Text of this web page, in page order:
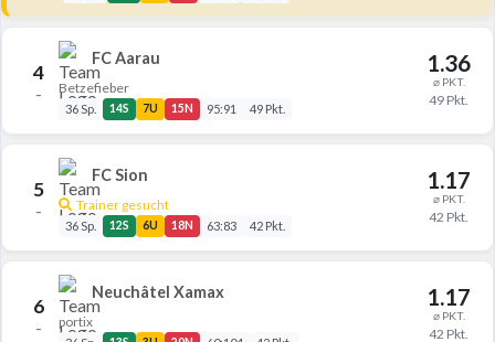
4
–
FC Aarau
Betzefieber
36 Sp. 14S 7U 15N 95:91 49 Pkt.
1.36
⌀ PKT.
49 Pkt.
5
–
FC Sion
Trainer gesucht
36 Sp. 12S 6U 18N 63:83 42 Pkt.
1.17
⌀ PKT.
42 Pkt.
6
–
Neuchâtel Xamax
portix
1.17
⌀ PKT.
42 Pkt.